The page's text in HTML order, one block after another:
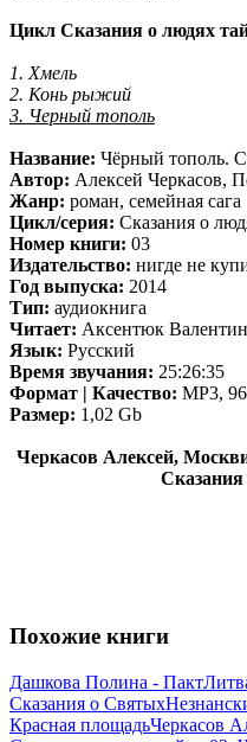
Цикл Сказания о людях
1. Хмель
2. Конь рыжий
3. Черный тополь
Название: Чёрный тополь.
Автор: Алексей Черкасов,
Жанр: роман, семейная сага
Цикл/серия: Сказания о
Номер книги: 03
Издательство: нигде не
Год выпуска: 2014
Тип: аудиокнига
Читает: Аксентюк Валентин
Язык: Русский
Время звучания: 25:26:35
Формат | Качество: MP3,
Размер: 1,02 Gb
Черкасов Алексей,
Сказания
Похожие книги
Дашкова Полина - Пакт
Сказания о Святых
Красная площадьЧеркасов